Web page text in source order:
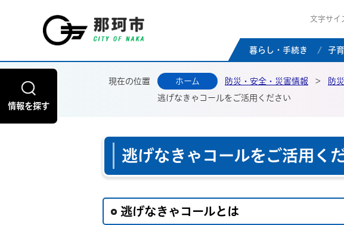
那珂市公式ホームペー
文字サイ
暮らし・手続き 子
情報を探す
現在の位置 ホーム 防災・安全・災害情報 > 防
逃げなきゃコールをご活用ください
逃げなきゃコールをご活用く
逃げなきゃコールとは